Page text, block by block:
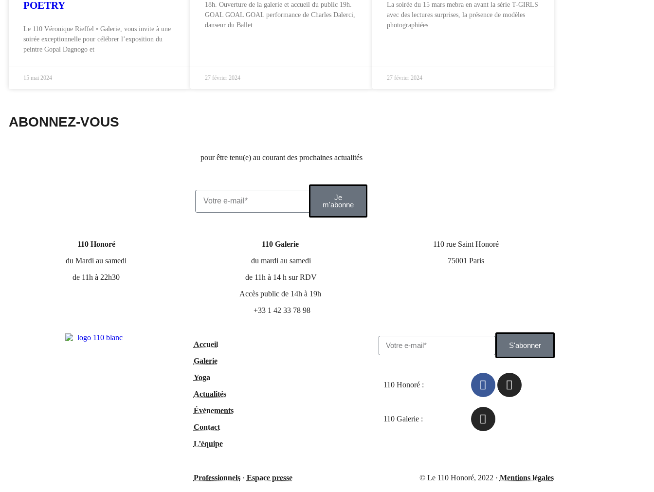
POETRY
Le 110 Véronique Rieffel • Galerie, vous invite à une
soirée exceptionnelle pour célébrer l’exposition du
peintre Gopal Dagnogo et
15 mai 2024
18h. Ouverture de la galerie et accueil du public 19h.
GOAL GOAL GOAL performance de Charles Dalerci,
danseur du Ballet
27 février 2024
La soirée du 15 mars mebra en avant la série T-GIRLS
avec des lectures surprises, la présence de modèles
photographiées
27 février 2024
ABONNEZ-VOUS
pour être tenu(e) au courant des prochaines actualités
Je
m'abonne
110 Honoré
du Mardi au samedi
de 11h à 22h30
110 Galerie
du mardi au samedi
de 11h à 14 h sur RDV
Accès public de 14h à 19h
+33 1 42 33 78 98
110 rue Saint Honoré
75001 Paris
Accueil
Galerie
Yoga
Actualités
Événements
Contact
L’équipe
S'abonner
110 Honoré :
110 Galerie :
Professionnels· Espace presse © Le 110 Honoré, 2022 · Mentions légales